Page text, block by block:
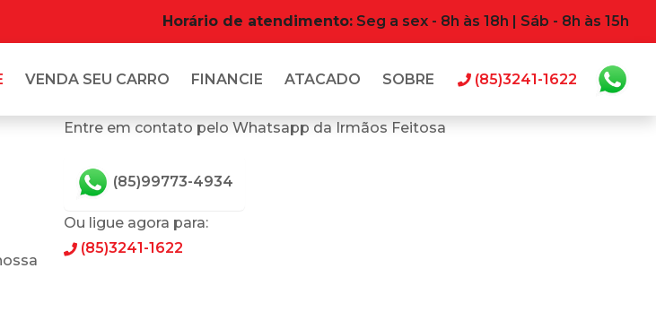
Horário de atendimento: Seg a sex - 8h às 18h | Sáb - 8h às 15h
VENDA SEU CARRO FINANCIE ATACADO SOBRE (85)3241-1622
Entre em contato pelo Whatsapp da Irmãos Feitosa
(85)99773-4934
Ou ligue agora para:
(85)3241-1622